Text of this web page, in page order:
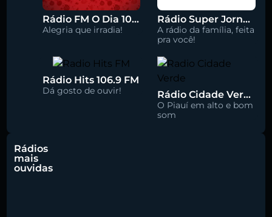
Rádio FM O Dia 100.5
Alegria que irradia!
Rádio Super Jornal 105.7 FM
A rádio da família, feita
pra você!
Rádio Hits 106.9 FM
Dá gosto de ouvir! Rádio Cidade Verde 93.5 FM
O Piauí em alto e bom
som
Rádios
mais
ouvidas